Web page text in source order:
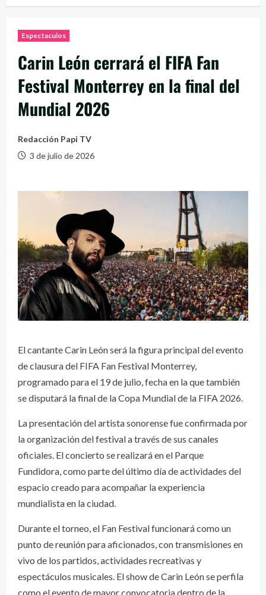
Espectaculos
Carin León cerrará el FIFA Fan
Festival Monterrey en la final del
Mundial 2026
Redacción Papi TV
3 de julio de 2026
El cantante Carin León será la figura principal del evento
de clausura del FIFA Fan Festival Monterrey,
programado para el 19 de julio, fecha en la que también
se disputará la final de la Copa Mundial de la FIFA 2026.
La presentación del artista sonorense fue confirmada por
la organización del festival a través de sus canales
oficiales. El concierto se realizará en el Parque
Fundidora, como parte del último día de actividades del
espacio creado para acompañar la experiencia
mundialista en la ciudad.
Durante el torneo, el Fan Festival funcionará como un
punto de reunión para aficionados, con transmisiones en
vivo de los partidos, actividades recreativas y
espectáculos musicales. El show de Carin León se perfila
como el evento de mayor convocatoria dentro de la